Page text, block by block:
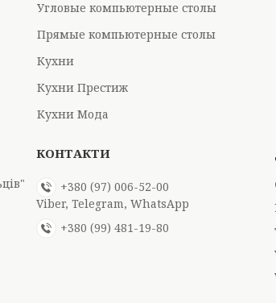
Угловые компьютерные столы
Прямые компьютерные столы
Кухни
Кухни Престиж
Кухни Мода
+380 (97) 006-52-00
Viber, Telegram, WhatsApp
+380 (99) 481-19-80